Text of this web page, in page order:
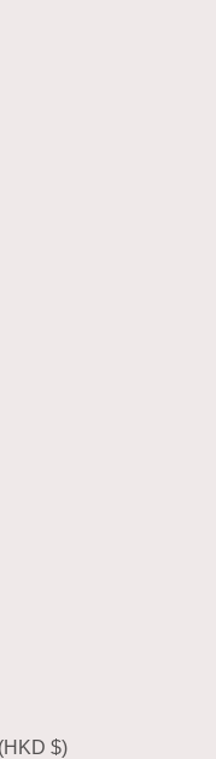
RAE de Hong Kong (China) (HKD $)